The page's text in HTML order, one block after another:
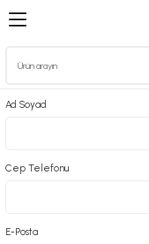
Ad Soyad
Cep Telefonu
E-Posta